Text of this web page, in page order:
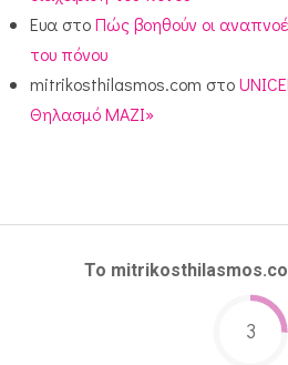
Ευα στοΠώς βοηθούν οι
του πόνου
mitrikosthilasmos.com στο
Θηλασμό ΜΑΖΙ»
Το
3